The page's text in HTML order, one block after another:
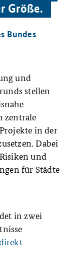
Größe.
Bundes
und
stellen
zentrale
in der
Dabei
und
für Städte
in zwei